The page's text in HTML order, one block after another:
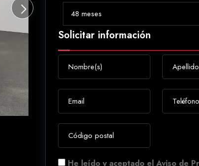
Solicitar información
He leído y aceptado el Aviso de